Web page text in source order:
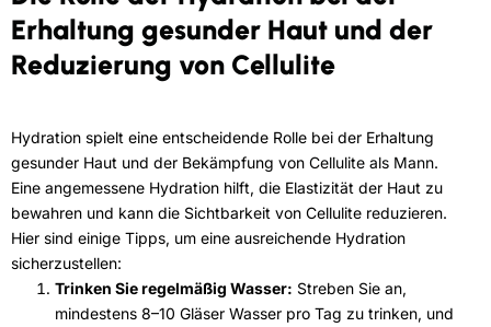
Erhaltung gesunder Haut und der
Reduzierung von Cellulite
Hydration spielt eine entscheidende Rolle bei der Erhaltung
gesunder Haut und der Bekämpfung von Cellulite als Mann.
Eine angemessene Hydration hilft, die Elastizität der Haut zu
bewahren und kann die Sichtbarkeit von Cellulite reduzieren.
Hier sind einige Tipps, um eine ausreichende Hydration
sicherzustellen:
Trinken Sie regelmäßig Wasser: Streben Sie an,
mindestens 8–10 Gläser Wasser pro Tag zu trinken, und